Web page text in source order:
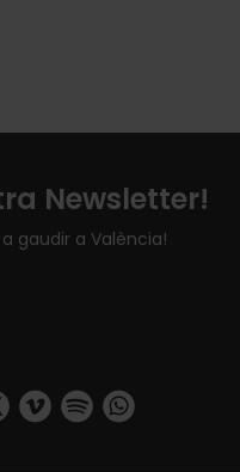
Newsletter!
gaudir a València!
visit_valencia/
user/
twitter.com/
https://vimeo.com/
https://https://api.whatsapp.com/